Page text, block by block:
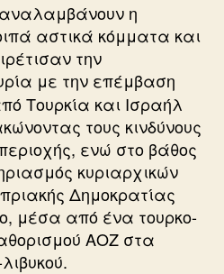
η
αστικά κόμματα και
την
με την επέμβαση
Τουρκία και Ισραήλ
τους κινδύνους
ενώ στο βάθος
κυριαρχικών
Δημοκρατίας
μέσα από ένα τουρκο-
ΑΟΖ στα